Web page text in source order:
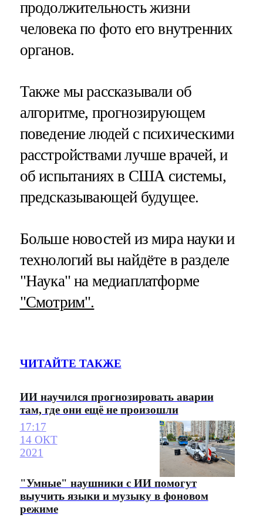
продолжительность жизни
человека по фото его внутренних
органов.
Также мы рассказывали об
алгоритме, прогнозирующем
поведение людей с психическими
расстройствами лучше врачей, и
об испытаниях в США системы,
предсказывающей будущее.
Больше новостей из мира науки и
технологий вы найдёте в разделе
"Наука" на медиаплатформе
"Смотрим".
ЧИТАЙТЕ ТАКЖЕ
ИИ научился прогнозировать аварии
там, где они ещё не произошли
17:17
14 ОКТ
2021
"Умные" наушники с ИИ помогут
выучить языки и музыку в фоновом
режиме